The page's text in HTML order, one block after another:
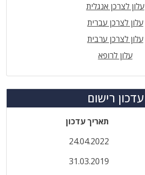
עלון לצרכן אנגלית
עלון לצרכן עברית
עלון לצרכן ערבית
עלון לרופא
עדכון רישום
תאריך עדכון
24.04.2022
31.03.2019